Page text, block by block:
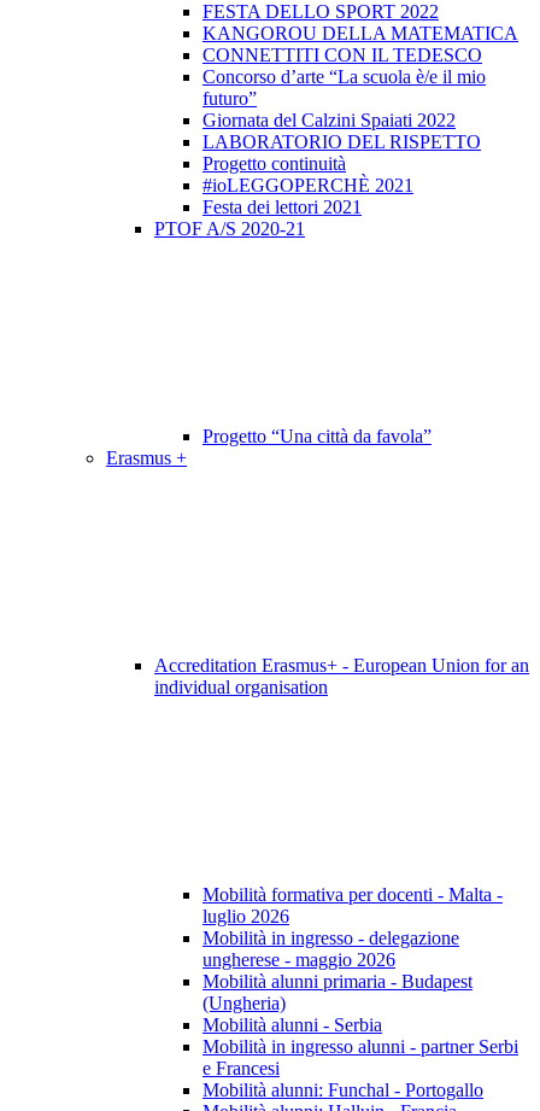
FESTA DELLO SPORT 2022
KANGOROU DELLA MATEMATICA
CONNETTITI CON IL TEDESCO
Concorso d’arte “La scuola è/e il mio
futuro”
Giornata del Calzini Spaiati 2022
LABORATORIO DEL RISPETTO
Progetto continuità
#ioLEGGOPERCHÈ 2021
Festa dei lettori 2021
PTOF A/S 2020-21
Progetto “Una città da favola”
Erasmus +
Accreditation Erasmus+ - European Union for an
individual organisation
Mobilità formativa per docenti - Malta -
luglio 2026
Mobilità in ingresso - delegazione
ungherese - maggio 2026
Mobilità alunni primaria - Budapest
(Ungheria)
Mobilità alunni - Serbia
Mobilità in ingresso alunni - partner Serbi
e Francesi
Mobilità alunni: Funchal - Portogallo